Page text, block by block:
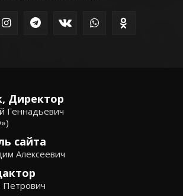
Директор
Геннадьевич
сайта
Алексеевич
Петрович